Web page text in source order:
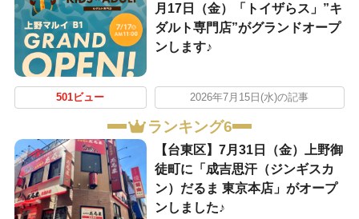
月17日（金）「トイザらス」”キ
ダルト専門店”がグランドオープ
ンします♪
501ビュー 2026年7月15日(水)の記事
ランキング6
【台東区】7月31日（金）上野御
徒町に「成吉思汗（ジンギスカ
ン）だるま 東京本店」がオープ
ンしました♪